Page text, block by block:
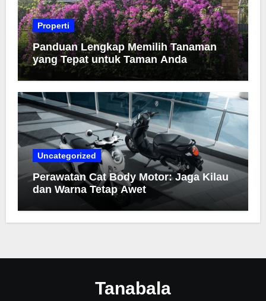
Properti
Panduan Lengkap Memilih Tanaman
yang Tepat untuk Taman Anda
Uncategorized
Perawatan Cat Body Motor: Jaga Kilau
dan Warna Tetap Awet
Tanabala